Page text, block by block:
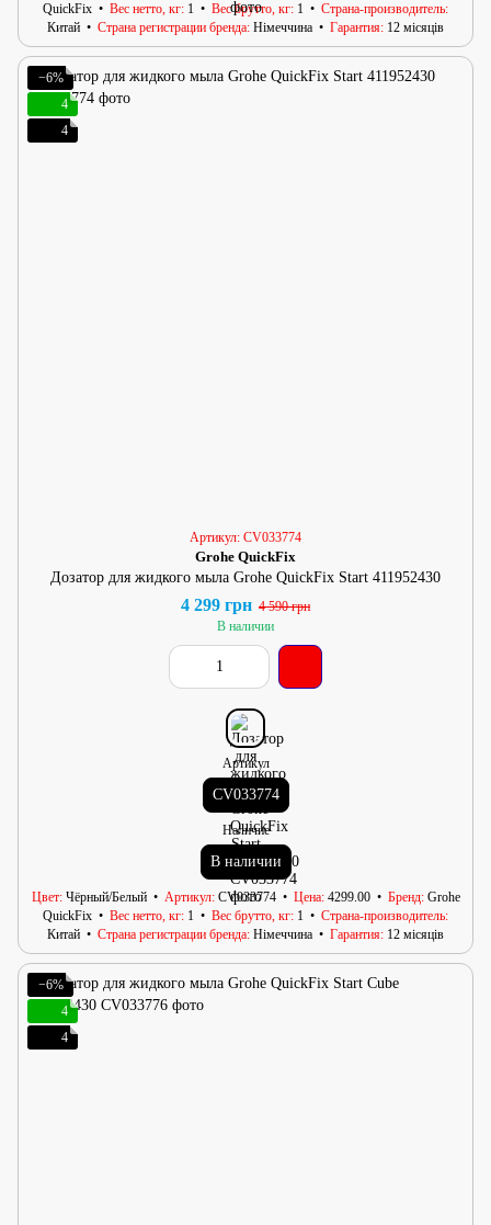
QuickFix
Вес нетто, кг 1 Вес брутто, кг 1
Страна-производитель
Китай
Страна регистрации бренда Німеччина Гарантия 12 місяців
−6%
4
4
Артикул: CV033774
Grohe QuickFix
Дозатор для жидкого мыла Grohe QuickFix Start 411952430
4 299 грн 4 590 грн
В наличии
Артикул
CV033774
Наличие
В наличии
Цвет Чёрный/Белый Артикул CV033774 Цена 4299.00 Бренд Grohe
QuickFix
Вес нетто, кг 1 Вес брутто, кг 1
Страна-производитель
Китай
Страна регистрации бренда Німеччина Гарантия 12 місяців
−6%
4
4